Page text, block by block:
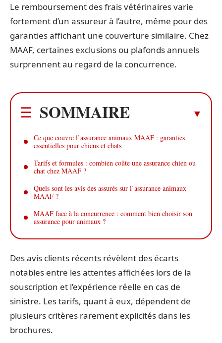
Le remboursement des frais vétérinaires varie
fortement d’un assureur à l’autre, même pour des
garanties affichant une couverture similaire. Chez
MAAF, certaines exclusions ou plafonds annuels
surprennent au regard de la concurrence.
SOMMAIRE
Ce que couvre l’assurance animaux MAAF : garanties
essentielles pour chiens et chats
Tarifs et formules : combien coûte une assurance chien ou
chat chez MAAF ?
Quels sont les avis des assurés sur l’assurance animaux
MAAF ?
MAAF face à la concurrence : comment bien choisir son
assurance pour animaux ?
Des avis clients récents révèlent des écarts
notables entre les attentes affichées lors de la
souscription et l’expérience réelle en cas de
sinistre. Les tarifs, quant à eux, dépendent de
plusieurs critères rarement explicités dans les
brochures.